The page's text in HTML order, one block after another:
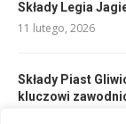
Składy Legia
11 lutego, 2026
Składy Piast
kluczowi